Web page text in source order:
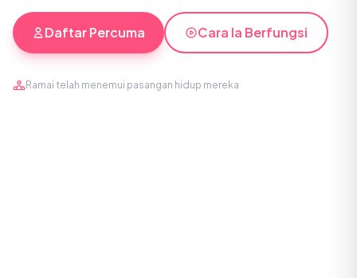
Daftar Percuma Cara Ia Berfungsi
Ramai telah menemui pasangan hidup mereka